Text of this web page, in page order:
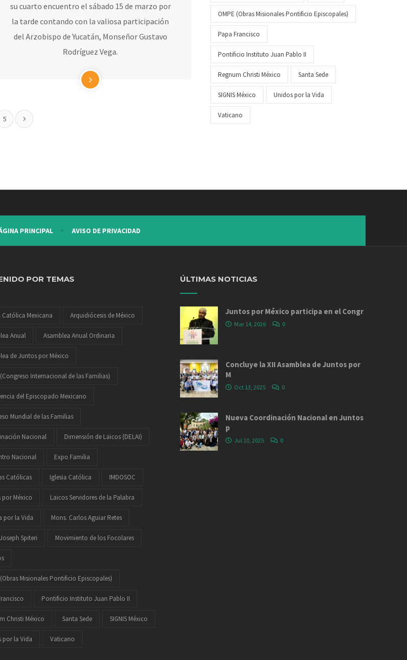
su cuarto encuentro el sábado 15 de marzo por
la tarde contando con la valiosa participación
del Arzobispo de Yucatán, Monseñor Gustavo
Rodríguez Vega.
5
OMPE (Obras Misionales Pontificio Episcopales)
Papa Francisco
Pontificio Instituto Juan Pablo II
Regnum Christi México Santa Sede
SIGNIS México Unidos por la Vida
Vaticano
PRINCIPAL AVISO DE PRIVACIDAD
POR TEMAS
Católica Mexicana Arquidiócesis de México
Anual Asamblea Anual Ordinaria
de Juntos por México
(Congreso Internacional de las Familias)
del Episcopado Mexicano
Mundial de las Familias
Nacional Dimensión de Laicos (DELAI)
Nacional Expo Familia
Católicas Iglesia Católica IMDOSOC
por México Laicos Servidores de la Palabra
por la Vida Mons. Carlos Aguiar Retes
Spiteri Movimiento de los Focolares
Misionales Pontificio Episcopales)
Pontificio Instituto Juan Pablo II
Christi México Santa Sede SIGNIS México
por la Vida Vaticano
ÚLTIMAS NOTICIAS
Juntos por México participa en el Congr
Mar 14, 2026 0
Concluye la XII Asamblea de Juntos por
M
Oct 13, 2025 0
Nueva Coordinación Nacional en Juntos
p
Jul 10, 2025 0